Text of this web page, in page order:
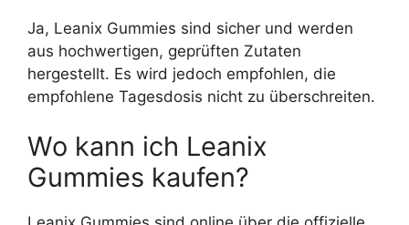
Ja, Leanix Gummies sind sicher und werden
aus hochwertigen, geprüften Zutaten
hergestellt. Es wird jedoch empfohlen, die
empfohlene Tagesdosis nicht zu überschreiten.
Wo kann ich Leanix
Gummies kaufen?